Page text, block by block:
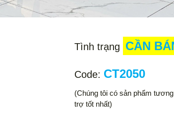
Tình trạng CẦN
Code: CT2050
(Chúng tôi có sản phẩm
trợ tốt nhất)